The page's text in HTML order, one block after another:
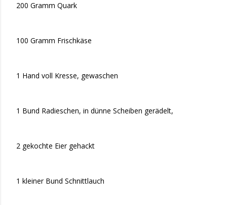
200 Gramm Quark
100 Gramm Frischkäse
1 Hand voll Kresse, gewaschen
1 Bund Radieschen, in dünne Scheiben gerädelt,
2 gekochte Eier gehackt
1 kleiner Bund Schnittlauch